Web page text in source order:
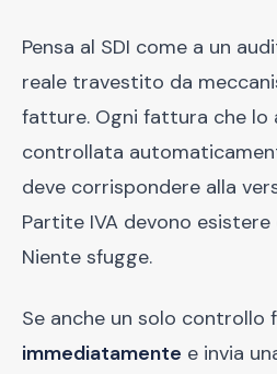
Pensa al SDI come a un
reale travestito da
fatture. Ogni fattura che lo
controllata
deve corrispondere alla
Partite IVA devono esistere
Niente sfugge.
Se anche un solo controllo
immediatamente e invia